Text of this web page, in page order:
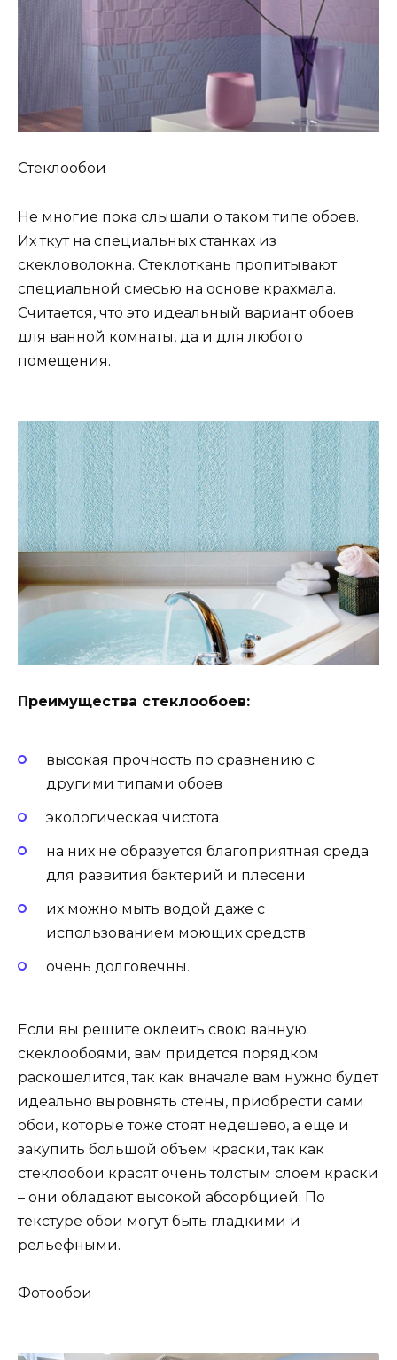
Стеклообои
Не многие пока слышали о таком типе обоев.
Их ткут на специальных станках из
скекловолокна. Стеклоткань пропитывают
специальной смесью на основе крахмала.
Считается, что это идеальный вариант обоев
для ванной комнаты, да и для любого
помещения.
Преимущества стеклообоев:
высокая прочность по сравнению с
другими типами обоев
экологическая чистота
на них не образуется благоприятная среда
для развития бактерий и плесени
их можно мыть водой даже с
использованием моющих средств
очень долговечны.
Если вы решите оклеить свою ванную
скеклообоями, вам придется порядком
раскошелится, так как вначале вам нужно будет
идеально выровнять стены, приобрести сами
обои, которые тоже стоят недешево, а еще и
закупить большой объем краски, так как
стеклообои красят очень толстым слоем краски
– они обладают высокой абсорбцией. По
текстуре обои могут быть гладкими и
рельефными.
Фотообои